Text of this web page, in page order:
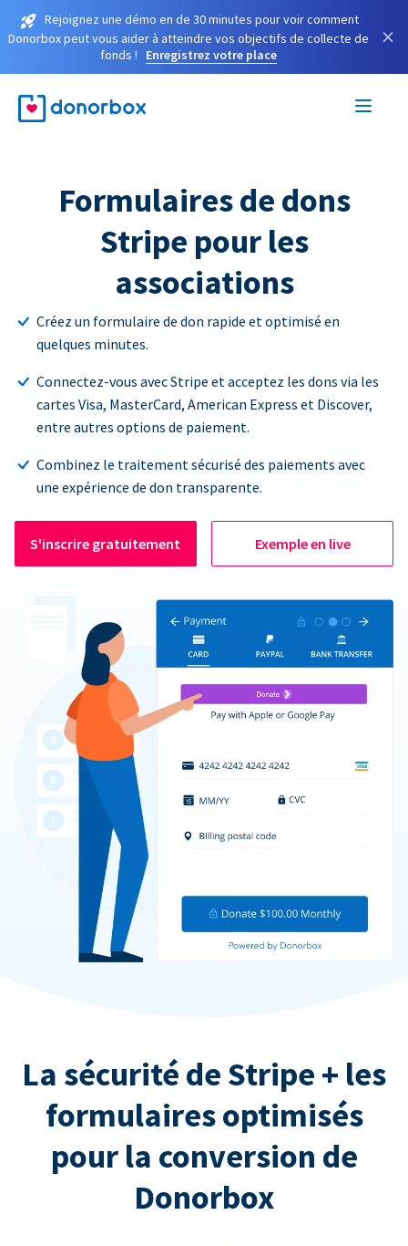
Rejoignez une démo en de 30 minutes pour voir comment
Donorbox peut vous aider à atteindre vos objectifs de collecte de
fonds !
Enregistrez votre place
×
Formulaires de dons
Stripe pour les
associations
Créez un formulaire de don rapide et optimisé en
quelques minutes.
Connectez-vous avec Stripe et acceptez les dons via les
cartes Visa, MasterCard, American Express et Discover,
entre autres options de paiement.
Combinez le traitement sécurisé des paiements avec
une expérience de don transparente.
S'inscrire gratuitement Exemple en live
La sécurité de Stripe + les
formulaires optimisés
pour la conversion de
Donorbox